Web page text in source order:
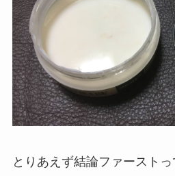
とりあえず結論ファースト